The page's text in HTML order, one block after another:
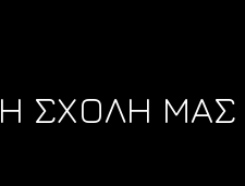
Η ΣΧΟΛΗ ΜΑΣ